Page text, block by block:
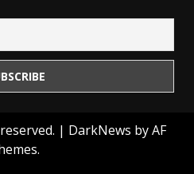
| DarkNews by AF